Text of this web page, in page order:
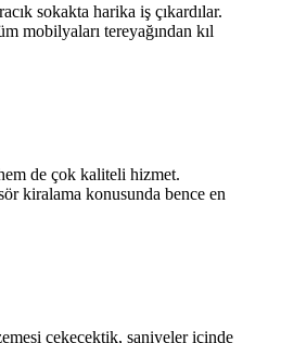
sokakta harika iş çıkardılar.
mobilyaları tereyağından kıl
de çok kaliteli hizmet.
kiralama konusunda bence en
çekecektik, saniyeler içinde